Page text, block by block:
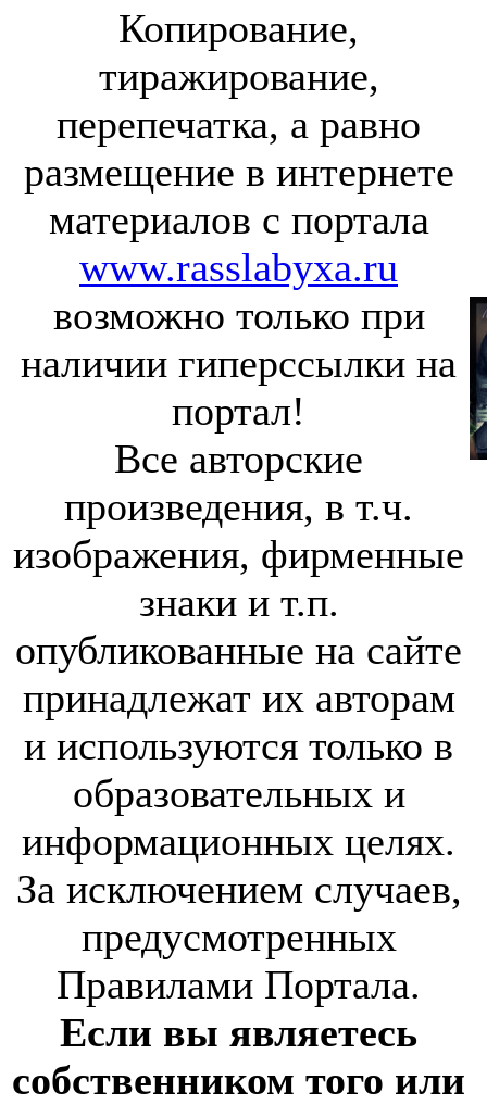
Копирование,
тиражирование,
перепечатка, а равно
размещение в интернете
материалов с портала
www.rasslabyxa.ru
возможно только при
наличии гиперссылки на
портал!
Все авторские
произведения, в т.ч.
изображения, фирменные
знаки и т.п.
опубликованные на сайте
принадлежат их авторам
и используются только в
образовательных и
информационных целях.
За исключением случаев,
предусмотренных
Правилами Портала.
Если вы являетесь
собственником того или